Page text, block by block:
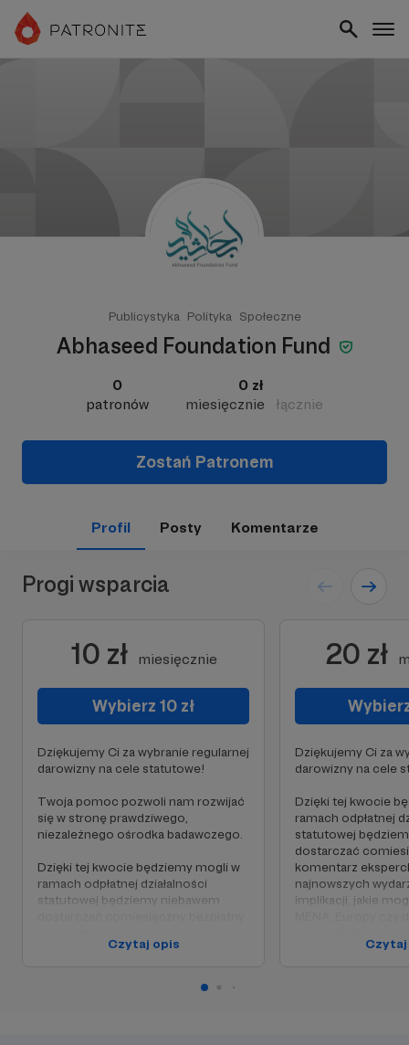
Publicystyka Polityka Społeczne
Abhaseed Foundation Fund
0
patronów
0 zł
miesięcznie
łącznie
Zostań Patronem
Profil Posty Komentarze
Progi wsparcia
10 zł miesięcznie
Wybierz 10 zł
Dziękujemy Ci za wybranie regularnej
darowizny na cele statutowe!
Twoja pomoc pozwoli nam rozwijać
się w stronę prawdziwego,
niezależnego ośrodka badawczego.
Dzięki tej kwocie będziemy mogli w
ramach odpłatnej działalności
statutowej będziemy niebawem
najnowszych wydarzeń w regionie i
MENA, Europy czy dla Polski. Będzie
Czytaj opis
20 zł
Dziękujemy Ci za
darowizny na cele
Dzięki tej kwocie
ramach odpłatnej
statutowej
dostarczać
komentarz
najnowszych
implikacji, jakie
wyśle prośbę o